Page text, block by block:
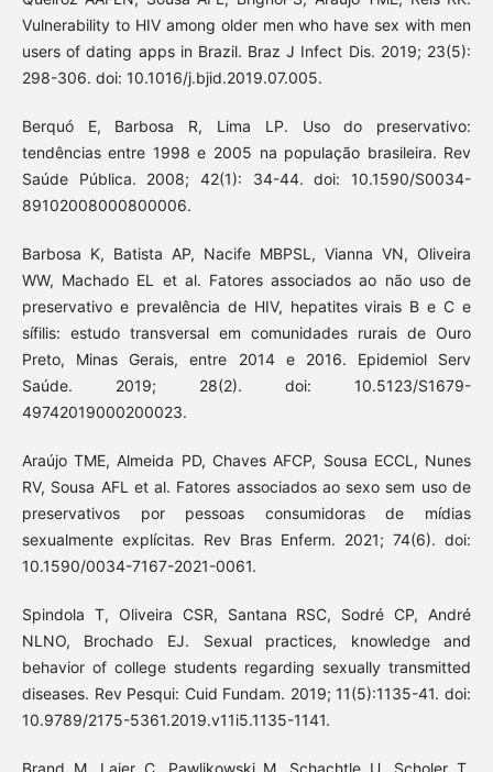
Vulnerability to HIV among older men who have sex with men
users of dating apps in Brazil. Braz J Infect Dis. 2019; 23(5):
298-306. doi: 10.1016/j.bjid.2019.07.005.
Berquó E, Barbosa R, Lima LP. Uso do preservativo:
tendências entre 1998 e 2005 na população brasileira. Rev
Saúde Pública. 2008; 42(1): 34-44. doi: 10.1590/S0034-
89102008000800006.
Barbosa K, Batista AP, Nacife MBPSL, Vianna VN, Oliveira
WW, Machado EL et al. Fatores associados ao não uso de
preservativo e prevalência de HIV, hepatites virais B e C e
sífilis: estudo transversal em comunidades rurais de Ouro
Preto, Minas Gerais, entre 2014 e 2016. Epidemiol Serv
Saúde. 2019; 28(2). doi: 10.5123/S1679-
49742019000200023.
Araújo TME, Almeida PD, Chaves AFCP, Sousa ECCL, Nunes
RV, Sousa AFL et al. Fatores associados ao sexo sem uso de
preservativos por pessoas consumidoras de mídias
sexualmente explícitas. Rev Bras Enferm. 2021; 74(6). doi:
10.1590/0034-7167-2021-0061.
Spindola T, Oliveira CSR, Santana RSC, Sodré CP, André
NLNO, Brochado EJ. Sexual practices, knowledge and
behavior of college students regarding sexually transmitted
diseases. Rev Pesqui: Cuid Fundam. 2019; 11(5):1135-41. doi:
10.9789/2175-5361.2019.v11i5.1135-1141.